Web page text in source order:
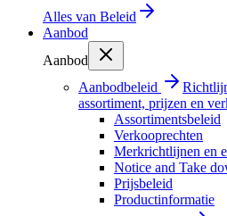
Alles van Beleid
Aanbod
Aanbod
Aanbodbeleid
assortiment, prijzen en
Assortimentsbeleid
Verkooprechten
Merkrichtlijnen en
Notice and Take
Prijsbeleid
Productinformatie